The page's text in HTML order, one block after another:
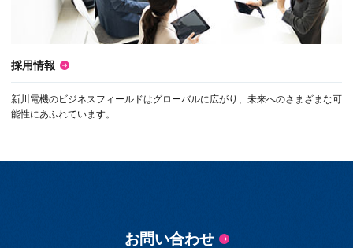
採用情報
新川電機のビジネスフィールドはグローバルに広がり、未来へのさまざまな可
能性にあふれています。
お問い合わせ